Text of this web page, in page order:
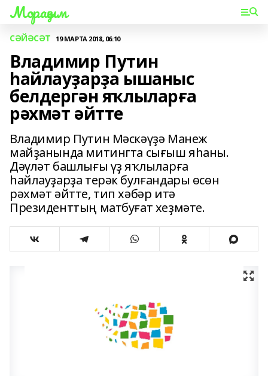
Мораҙым
СӘЙӘСӘТ 19 МАРТА 2018, 06:10
Владимир Путин
һайлауҙарҙа ышаныс
белдергән яҡлыларға
рәхмәт әйтте
Владимир Путин Мәскәүҙә Манеж
майҙанында митингта сығыш яһаны.
Дәүләт башлығы үҙ яҡлыларға
һайлауҙарҙа терәк булғандары өсөн
рәхмәт әйтте, тип хәбәр итә
Президенттың матбуғат хеҙмәте.